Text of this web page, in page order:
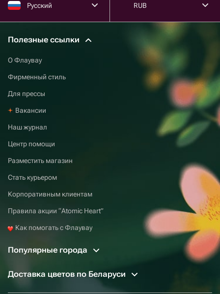
Русский RUB
Полезные ссылки
О Флаувау
Фирменный стиль
Для прессы
Вакансии
Наш журнал
Центр помощи
Разместить магазин
Стать курьером
Корпоративным клиентам
Правила акции “Atomic Heart”
Как помогать с Флаувау
Популярные города
Доставка цветов по Беларуси